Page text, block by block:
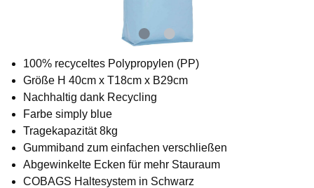
100% recyceltes Polypropylen (PP)
Größe H 40cm x T18cm x B29cm
Nachhaltig dank Recycling
Farbe simply blue
Tragekapazität 8kg
Gummiband zum einfachen verschließen
Abgewinkelte Ecken für mehr Stauraum
COBAGS Haltesystem in Schwarz